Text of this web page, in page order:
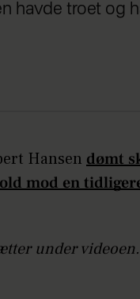
havde troet og
Hansen dømt
mod en
under